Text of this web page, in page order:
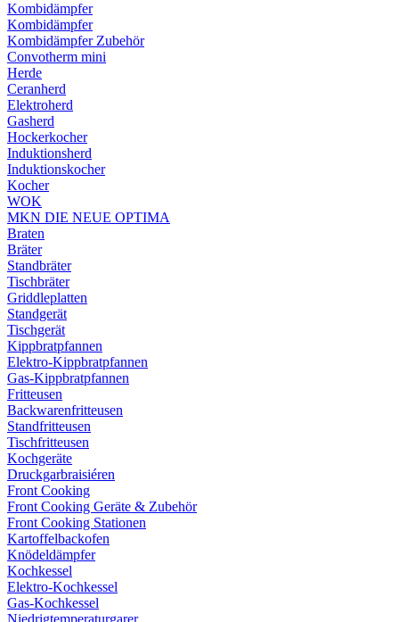
Kombidämpfer
Kombidämpfer
Kombidämpfer Zubehör
Convotherm mini
Herde
Ceranherd
Elektroherd
Gasherd
Hockerkocher
Induktionsherd
Induktionskocher
Kocher
WOK
MKN DIE NEUE OPTIMA
Braten
Bräter
Standbräter
Tischbräter
Griddleplatten
Standgerät
Tischgerät
Kippbratpfannen
Elektro-Kippbratpfannen
Gas-Kippbratpfannen
Fritteusen
Backwarenfritteusen
Standfritteusen
Tischfritteusen
Kochgeräte
Druckgarbraisiéren
Front Cooking
Front Cooking Geräte & Zubehör
Front Cooking Stationen
Kartoffelbackofen
Knödeldämpfer
Kochkessel
Elektro-Kochkessel
Gas-Kochkessel
Niedrigtemperaturgarer